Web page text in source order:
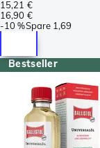
15,21 €
16,90 €
-10 %Spare 1,69
Bestseller